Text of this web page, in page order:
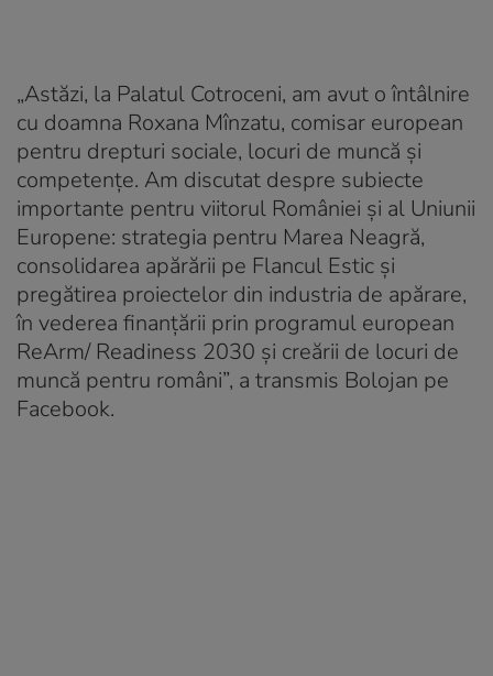
„Astăzi, la Palatul Cotroceni, am avut o întâlnire
cu doamna Roxana Mînzatu, comisar european
pentru drepturi sociale, locuri de muncă și
competențe. Am discutat despre subiecte
importante pentru viitorul României și al Uniunii
Europene: strategia pentru Marea Neagră,
consolidarea apărării pe Flancul Estic și
pregătirea proiectelor din industria de apărare,
în vederea finanțării prin programul european
ReArm/ Readiness 2030 și creării de locuri de
muncă pentru români”, a transmis Bolojan pe
Facebook.